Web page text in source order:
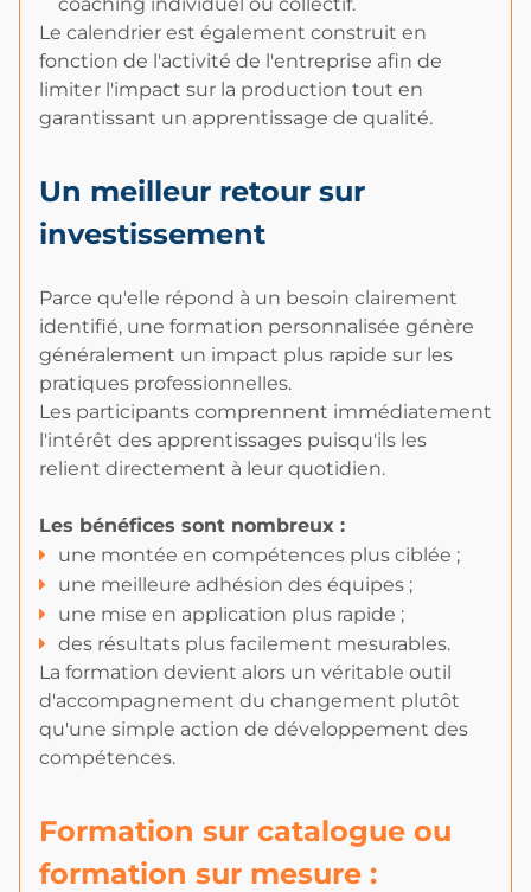
Le calendrier est également construit en
fonction de l'activité de l'entreprise afin de
limiter l'impact sur la production tout en
garantissant un apprentissage de qualité.
Un meilleur retour sur
investissement
Parce qu'elle répond à un besoin clairement
identifié, une formation personnalisée génère
généralement un impact plus rapide sur les
pratiques professionnelles.
Les participants comprennent immédiatement
l'intérêt des apprentissages puisqu'ils les
relient directement à leur quotidien.
Les bénéfices sont nombreux :
une montée en compétences plus ciblée ;
une meilleure adhésion des équipes ;
une mise en application plus rapide ;
des résultats plus facilement mesurables.
La formation devient alors un véritable outil
d'accompagnement du changement plutôt
qu'une simple action de développement des
compétences.
Formation sur catalogue ou
formation sur mesure :